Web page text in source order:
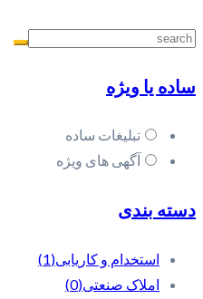
ساده یا ویژه
تبلیغات ساده
آگهی های ویژه
دسته بندی
استخدام و کاریابی(1)
املاک صنعتی(0)